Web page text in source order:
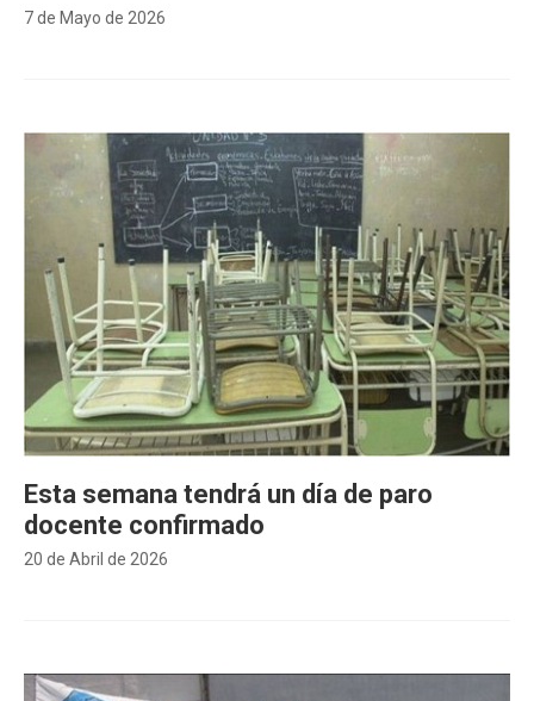
7 de Mayo de 2026
20 de Abril de 2026
Esta semana tendrá un día de paro
docente confirmado